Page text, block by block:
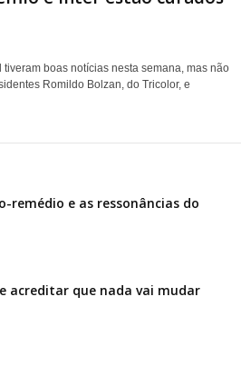
boas notícias nesta semana, mas não
Romildo Bolzan, do Tricolor, e
remédio e as ressonâncias do
acreditar que nada vai mudar